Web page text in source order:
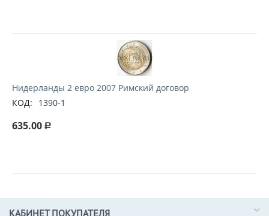
Нидерланды 2 евро 2007 Римский договор
КОД:
1390-1
635.00 Р
КАБИНЕТ ПОКУПАТЕЛЯ